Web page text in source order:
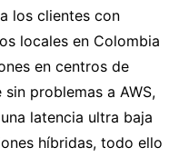
los clientes con
locales en Colombia
en centros de
problemas a AWS,
latencia ultra baja
híbridas, todo ello